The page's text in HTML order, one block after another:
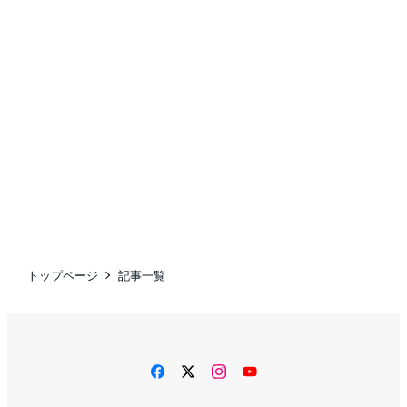
トップページ 記事一覧
facebooktwitterinstagram
YouTube